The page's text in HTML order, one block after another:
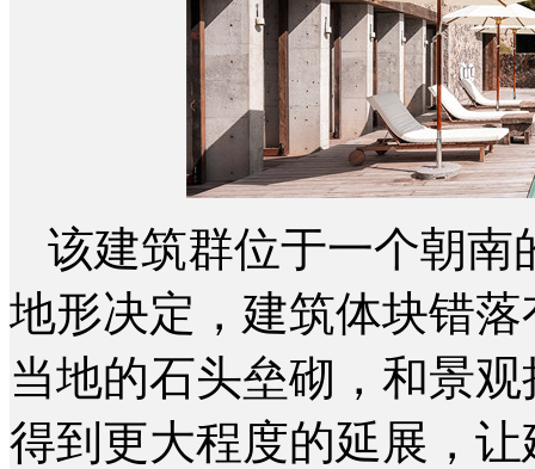
该建筑群位于一个朝南
地形决定，建筑体块错
当地的石头垒砌，和景
得到更大程度的延展，